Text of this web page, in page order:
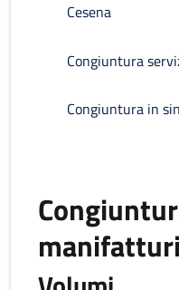
Cesena
Congiuntura
Congiuntura in